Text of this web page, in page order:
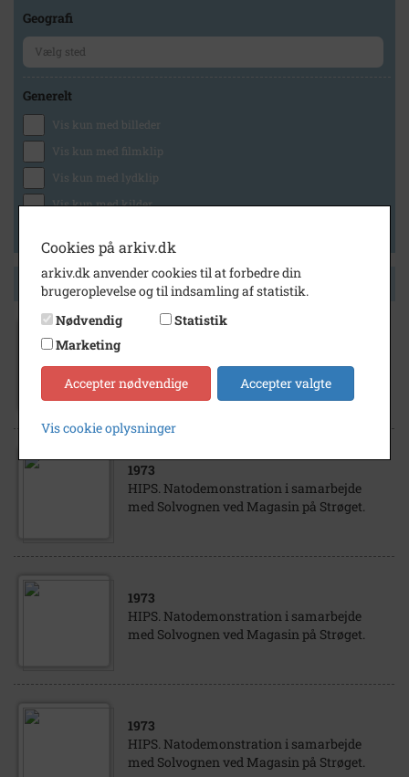
Geografi
Generelt
Vis kun med billeder
Vis kun med filmklip
Vis kun med lydklip
Vis kun med kilder
Side 1 af 1
med Solvognen ved Magasin på Strøget.
1973
HIPS. Natodemonstration i samarbejde
med Solvognen ved Magasin på Strøget.
1973
HIPS. Natodemonstration i samarbejde
med Solvognen ved Magasin på Strøget.
1973
HIPS. Natodemonstration i samarbejde
med Solvognen ved Magasin på Strøget.
Cookies på arkiv.dk
arkiv.dk anvender cookies til at forbedre din
brugeroplevelse og til indsamling af statistik.
Nødvendig
Statistik
Marketing
Accepter nødvendige Accepter valgte
Vis cookie oplysninger